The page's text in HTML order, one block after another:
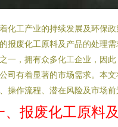
化工产业的持续发展及环保
报废化工原料及产品的处理
一，拥有众多化工企业，因
司有着显著的市场需求。本
操作流程、潜在风险及市场前
、报废化工原料